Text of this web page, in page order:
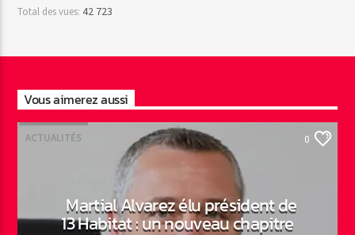
Total des vues:42 723
Vous aimerez aussi
ACTUALITÉS 0
Martial Alvarez élu président de
13 Habitat : un nouveau chapitre